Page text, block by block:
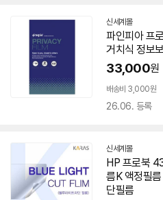
신세계몰
파인피아 프
거치식 정보
33,000원
배송비 3,000원
26.06. 등록
신세계몰
HP 프로북
름K 액정필
단필름